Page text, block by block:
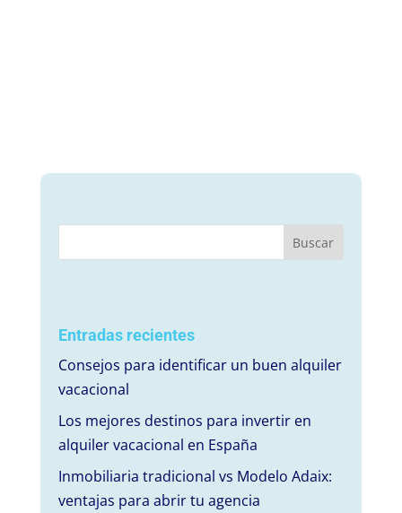
Entradas recientes
Consejos para identificar un buen alquiler
vacacional
Los mejores destinos para invertir en
alquiler vacacional en España
Inmobiliaria tradicional vs Modelo Adaix:
ventajas para abrir tu agencia